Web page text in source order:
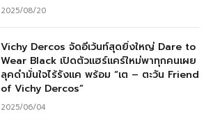
2025/08/20
Vichy Dercos จัดอีเว้นท์สุดยิ่งใหญ่ Dare to
Wear Black เปิดตัวแฮร์แคร์ใหม่พาทุกคนเผย
ลุคดำมั่นใจไร้รังแค พร้อม “เต – ตะวัน Friend
of Vichy Dercos”
2025/06/04